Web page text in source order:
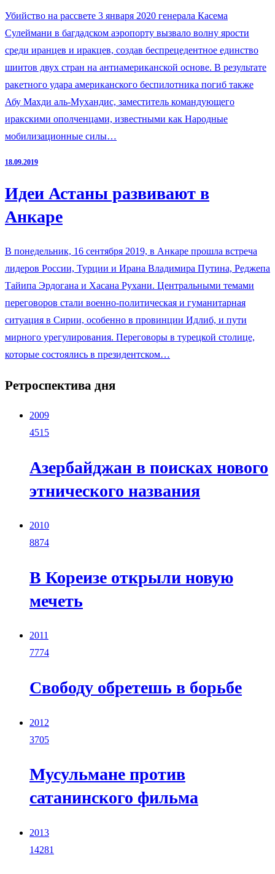
Убийство на рассвете 3 января 2020 генерала Касема
Сулеймани в багдадском аэропорту вызвало волну ярости
среди иранцев и иракцев, создав беспрецедентное единство
шиитов двух стран на антиамериканской основе. В результате
ракетного удара американского беспилотника погиб также
Абу Махди аль-Мухандис, заместитель командующего
иракскими ополченцами, известными как Народные
мобилизационные силы…
18.09.2019
Идеи Астаны развивают в
Анкаре
В понедельник, 16 сентября 2019, в Анкаре прошла встреча
лидеров России, Турции и Ирана Владимира Путина, Реджепа
Тайипа Эрдогана и Хасана Рухани. Центральными темами
переговоров стали военно-политическая и гуманитарная
ситуация в Сирии, особенно в провинции Идлиб, и пути
мирного урегулирования. Переговоры в турецкой столице,
которые состоялись в президентском…
Ретроспектива дня
2009
4515
Азербайджан в поисках нового
этнического названия
2010
8874
В Кореизе открыли новую
мечеть
2011
7774
Свободу обретешь в борьбе
2012
3705
Мусульмане против
сатанинского фильма
2013
14281